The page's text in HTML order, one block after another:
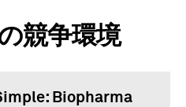
競争環境
Biopharma